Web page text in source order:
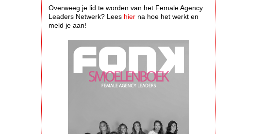
Overweeg je lid te worden van het Female Agency
Leaders Netwerk? Lees hier na hoe het werkt en
meld je aan!